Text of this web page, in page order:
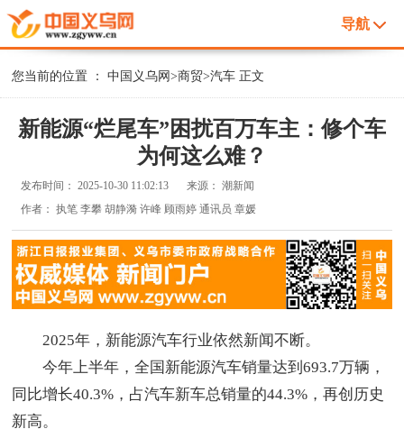
导航
您当前的位置 ：中国义乌网>商贸>汽车 正文
新能源“烂尾车”困扰百万车主：修个车
为何这么难？
发布时间：2025-10-30 11:02:13 来源：潮新闻
作者：执笔 李攀 胡静漪 许峰 顾雨婷 通讯员 章媛
2025年，新能源汽车行业依然新闻不断。
今年上半年，全国新能源汽车销量达到‌693.7万辆‌，
同比增长40.3%，占汽车新车总销量的44.3%，再创历史
新高。